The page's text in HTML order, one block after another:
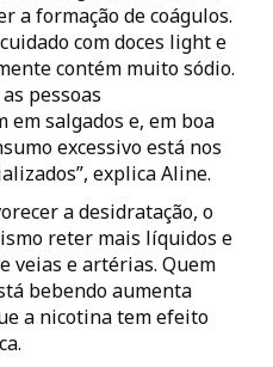
a formação de coágulos.
com doces light e
contém muito sódio.
pessoas
salgados e, em boa
excessivo está nos
explica Aline.
a desidratação, o
reter mais líquidos e
veias e artérias. Quem
bebendo aumenta
a nicotina tem efeito